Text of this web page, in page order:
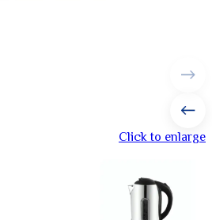
Click to enlarge